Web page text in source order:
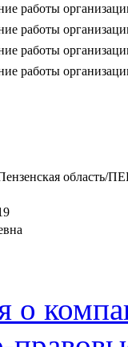
работы
работы
работы
работы
Пензенская
о